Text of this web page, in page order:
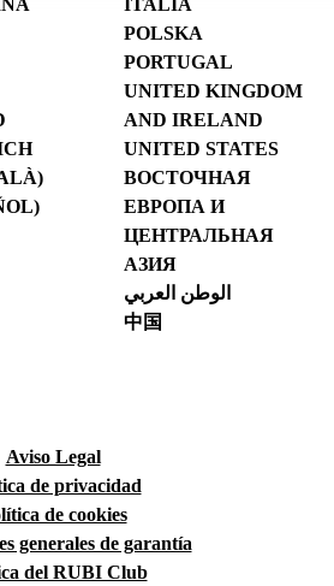
ITALIA
POLSKA
PORTUGAL
UNITED KINGDOM
AND IRELAND
UNITED STATES
ВОСТОЧНАЯ
ЕВРОПА И
ЦЕНТРАЛЬНАЯ
АЗИЯ
الوطن العربي
中国
Aviso Legal
de privacidad
de cookies
generales de garantía
del RUBI Club